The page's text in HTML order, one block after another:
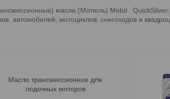
масла (Мотюль) Motul ,
автомобилей, мотоциклов, снегоходов и
Масло трансмиссионное для
лодочных моторов